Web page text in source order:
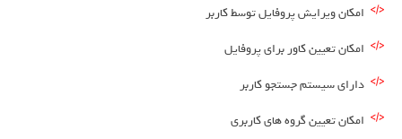
امکان ویرایش پروفایل توسط کاربر
امکان تعیین کاور برای پروفایل
دارای سیستم جستجو کاربر
امکان تعیین گروه های کاربری